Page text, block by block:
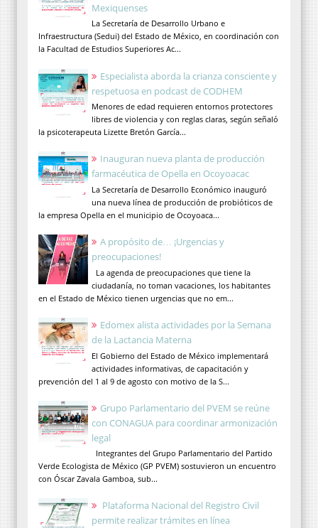
Mexiquenses
La Secretaría de Desarrollo Urbano e
Infraestructura (Sedui) del Estado de México, en coordinación con
la Facultad de Estudios Superiores Ac...
Especialista aborda la crianza consciente y
respetuosa en podcast de CODHEM
Menores de edad requieren entornos protectores
libres de violencia y con reglas claras, según señaló
la psicoterapeuta Lizette Bretón García...
Inauguran nueva planta de producción
farmacéutica de Opella en Ocoyoacac
La Secretaría de Desarrollo Económico inauguró
una nueva línea de producción de probióticos de
la empresa Opella en el municipio de Ocoyoaca...
A propósito de… ¡Urgencias y
preocupaciones!
La agenda de preocupaciones que tiene la
ciudadanía, no toman vacaciones, los habitantes
en el Estado de México tienen urgencias que no em...
Edomex alista actividades por la Semana
de la Lactancia Materna
El Gobierno del Estado de México implementará
actividades informativas, de capacitación y
prevención del 1 al 9 de agosto con motivo de la S...
Grupo Parlamentario del PVEM se reúne
con CONAGUA para coordinar armonización
legal
Integrantes del Grupo Parlamentario del Partido
Verde Ecologista de México (GP PVEM) sostuvieron un encuentro
con Óscar Zavala Gamboa, sub...
Plataforma Nacional del Registro Civil
permite realizar trámites en línea